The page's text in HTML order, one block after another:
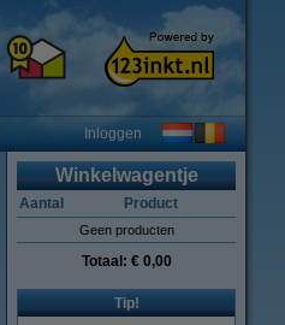
Inloggen
Winkelwagentje
Aantal Product
Geen producten
Totaal: € 0,00
Tip!